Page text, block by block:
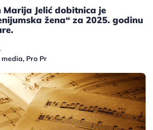
Jelić dobitnica je
žena“ za 2025. godinu
Pro Pr